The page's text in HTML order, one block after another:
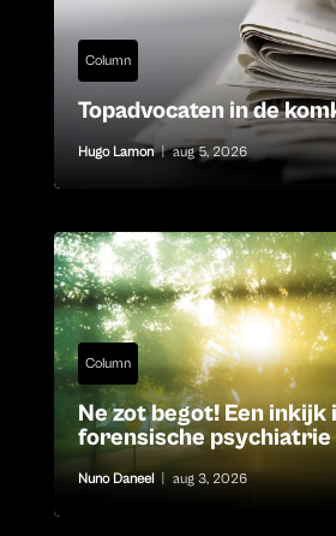
Column
Topadvocaten in de
Hugo Lamon | aug 5, 2026
Column
Ne zot begot! Een inkijk
forensische psychiatrie
Nuno Daneel aug 3, 2026